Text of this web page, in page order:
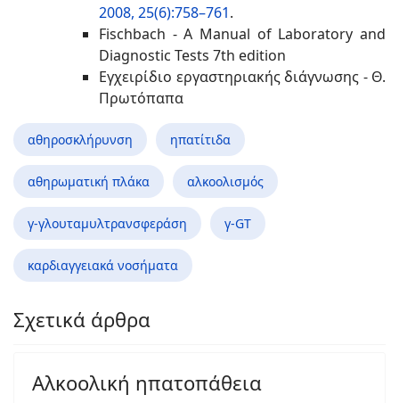
2008, 25(6):758–761.
Fischbach - A Manual of Laboratory and
Diagnostic Tests 7th edition
Εγχειρίδιο εργαστηριακής διάγνωσης - Θ.
Πρωτόπαπα
αθηροσκλήρυνση ηπατίτιδα
αθηρωματική πλάκα αλκοολισμός
γ-γλουταμυλτρανσφεράση γ-GT
καρδιαγγειακά νοσήματα
Σχετικά άρθρα
Αλκοολική ηπατοπάθεια